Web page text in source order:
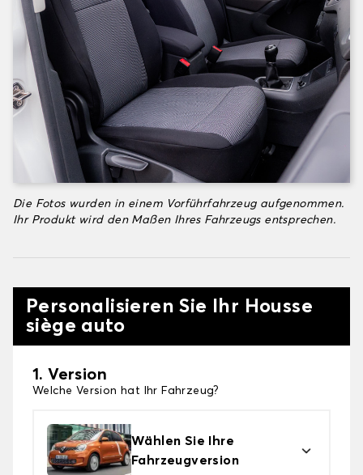
Die Fotos wurden in einem Vorführfahrzeug aufgenommen.
Ihr Produkt wird den Maßen Ihres Fahrzeugs entsprechen.
Personalisieren Sie Ihr Housse
siège auto
1. Version
Welche Version hat Ihr Fahrzeug?
Wählen Sie Ihre
Fahrzeugversion